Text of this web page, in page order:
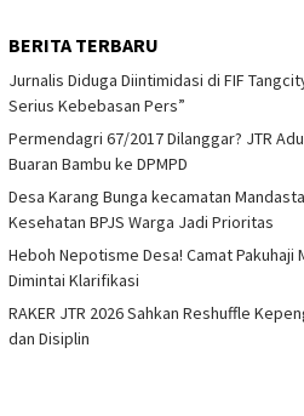
BERITA TERBARU
Jurnalis Diduga Diintimidasi di FIF
Serius Kebebasan Pers”
Permendagri 67/2017 Dilanggar? JTR
Buaran Bambu ke DPMPD
Desa Karang Bunga kecamatan
Kesehatan BPJS Warga Jadi Prioritas
Heboh Nepotisme Desa! Camat Pakuhaji
Dimintai Klarifikasi
RAKER JTR 2026 Sahkan Reshuffle
dan Disiplin